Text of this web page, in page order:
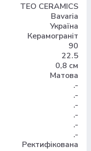
TEO CERAMICS
Bavaria
Україна
Керамограніт
90
22.5
0,8 см
Матова
.-
.-
.-
.-
.-
.-
Ректифікована